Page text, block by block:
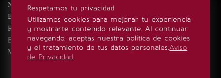
Respetamos tu privacidad
Utilizamos cookies para mejorar tu experiencia
y mostrarte contenido relevante. Al continuar
navegando, aceptas nuestra política de cookies
y el tratamiento de tus datos personales.Aviso
de Privacidad.
Noticias
Eventos
Realeza
Estilo de vida
Minuto x Minuto
SÍGUENOS